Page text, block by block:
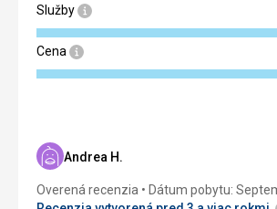
Služby
Cena
Andrea H.
Overená recenzia
Dátum pobytu: